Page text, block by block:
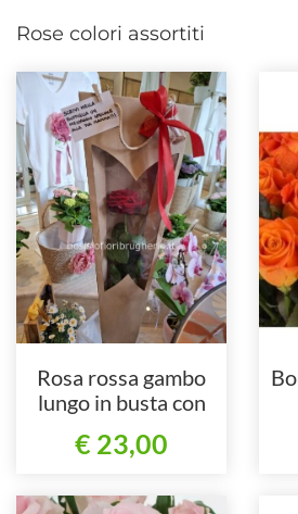
Rose colori assortiti
Rosa rossa gambo
lungo in busta con
€ 23,00